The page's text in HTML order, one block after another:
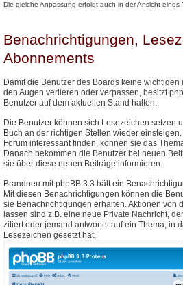
Die gleiche Anpassung erfolgt auch in der Ansicht eines
Benachrichtigungen,
Abonnements
Damit die Benutzer des Boards keine
den Augen verlieren oder verpassen, besitzt
Benutzer auf dem aktuellen Stand halten.
Die Benutzer können sich Lesezeichen setzen
Buch an der richtigen Stellen wieder
Forum interessant finden, können sie das
Danach bekommen die Benutzer bei neuen
sie über diese neuen Beiträge informieren.
Brandneu mit phpBB 3.3 hält ein
Mit diesen Benachrichtigungen können die
sie Benachrichtigungen erhalten. Aktionen von
lassen sind z.B. eine neue Private Nachricht,
zitiert oder jemand antwortet auf ein Thema, in
Lesezeichen gesetzt hat.